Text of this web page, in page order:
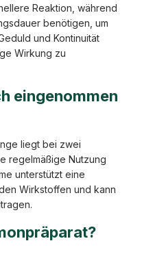
Reaktion, während
benötigen, um
und Kontinuität
Wirkung zu
eingenommen
liegt bei zwei
regelmäßige Nutzung
unterstützt eine
Wirkstoffen und kann